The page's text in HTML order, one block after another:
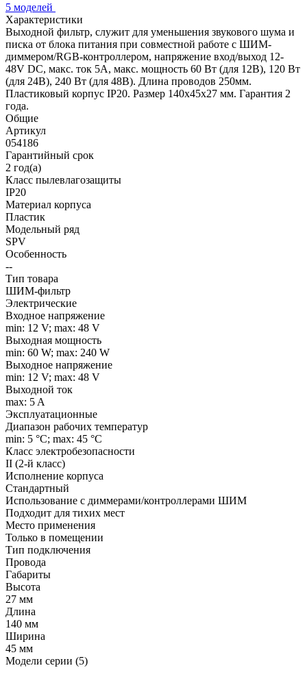
5 моделей
Характеристики
Выходной фильтр, служит для уменьшения звукового шума и
писка от блока питания при совместной работе с ШИМ-
диммером/RGB-контроллером, напряжение вход/выход 12-
48V DC, макс. ток 5A, макс. мощность 60 Вт (для 12В), 120 Вт
(для 24В), 240 Вт (для 48В). Длина проводов 250мм.
Пластиковый корпус IP20. Размер 140х45х27 мм. Гарантия 2
года.
Общие
Артикул
054186
Гарантийный срок
2 год(а)
Класс пылевлагозащиты
IP20
Материал корпуса
Пластик
Модельный ряд
SPV
Особенность
--
Тип товара
ШИМ-фильтр
Электрические
Входное напряжение
min: 12 V; max: 48 V
Выходная мощность
min: 60 W; max: 240 W
Выходное напряжение
min: 12 V; max: 48 V
Выходной ток
max: 5 A
Эксплуатационные
Диапазон рабочих температур
min: 5 °C; max: 45 °C
Класс электробезопасности
II (2-й класс)
Исполнение корпуса
Стандартный
Использование с диммерами/контроллерами ШИМ
Подходит для тихих мест
Место применения
Только в помещении
Тип подключения
Провода
Габариты
Высота
27 мм
Длина
140 мм
Ширина
45 мм
Модели серии (5)